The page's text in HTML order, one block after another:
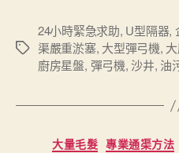
Tags
24小時緊急求助, U型隔器,
渠嚴重淤塞, 大型彈弓機,
廚房星盤, 彈弓機,沙井, 油
大量毛髮 專業通渠方法